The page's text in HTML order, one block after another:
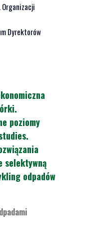
Organizacji
Dyrektorów
poziomy
selektywną
odpadów